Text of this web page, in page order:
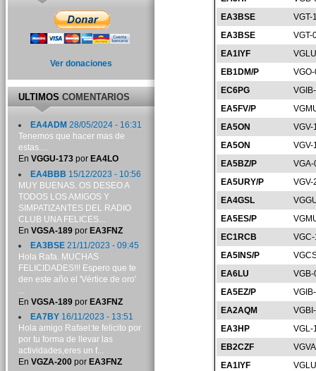
EA3BSE
VGT-
EA3BSE
VGT-
EA1IYF
EB1DM/P
EC6PG
EA5FV/P
EA5ON
VGV-
EA5ON
VGV-
EA5BZ/P
EA5URY/P
VGV-
EA4GSL
EA5ES/P
EC1RCB
EA5INS/P
EA6LU
EA5EZ/P
EA2AQM
EA3HP
VGL-
EB2CZF
EA1IYF
Ver donaciones
ULTIMOSCOMENTARIOS
EA4ADM 28/05/2024 - 16:31
Tenemos que hacer mas de
estas....
En VGGU-173por EA4LO
EA4BBB 15/12/2023 - 10:56
MUY BUENAS. OS DESEO A
TODOS LOS AMIGOS Y
SIMPATIZANTES DEL RADIO
CLUB UNA FELICES...
En VGSA-189por EA3FNZ
EA3BSE21/11/2023 - 09:45
Hola Rafa. MUCHAS
FELICIDADES!!! Espero que te
den este año el 'Vértice de oro'
...
En VGSA-189por EA3FNZ
EA7BY16/11/2023 - 13:51
Hola amigo Rafael:te felicito por
por tu forma de llevar las
actividades,eres un f...
En VGZA-200por EA3FNZ